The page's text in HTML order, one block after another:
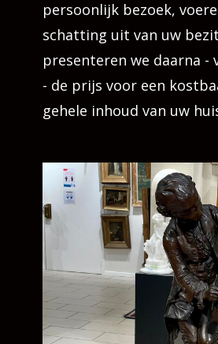
persoonlijk bezoek,
schatting uit van uw
presenteren we daarna -
- de prijs voor een
gehele inhoud van uw